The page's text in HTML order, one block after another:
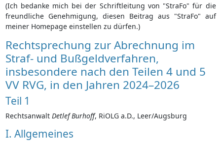
(Ich bedanke mich bei der Schriftleitung von "StraFo" für die
freundliche Genehmigung, diesen Beitrag aus "StraFo" auf
meiner Homepage einstellen zu dürfen.)
Rechtsprechung zur Abrechnung im
Straf- und Bußgeldverfahren,
insbesondere nach den Teilen 4 und 5
VV RVG, in den Jahren 2024–2026
Teil 1
Rechtsanwalt Detlef Burhoff, RiOLG a.D., Leer/Augsburg
I. Allgemeines